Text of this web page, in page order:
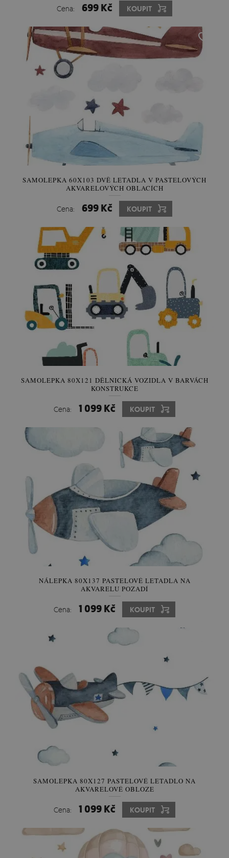
Cena: 699 Kč KOUPIT
SAMOLEPKA 60X103 DVĚ LETADLA V PASTELOVÝCH
AKVARELOVÝCH OBLACÍCH
Cena: 699 Kč KOUPIT
SAMOLEPKA 80X121 DĚLNICKÁ VOZIDLA V BARVÁCH
KONSTRUKCE
Cena: 1 099 Kč KOUPIT
NÁLEPKA 80X137 PASTELOVÉ LETADLA NA
AKVARELU POZADÍ
Cena: 1 099 Kč KOUPIT
SAMOLEPKA 80X127 PASTELOVÉ LETADLO NA
AKVARELOVÉ OBLOZE
Cena: 1 099 Kč KOUPIT